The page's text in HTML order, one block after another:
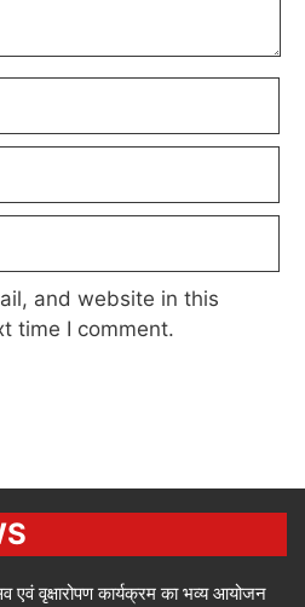
and website in this
time I comment.
एवं वृक्षारोपण कार्यक्रम का भव्य आयोजन